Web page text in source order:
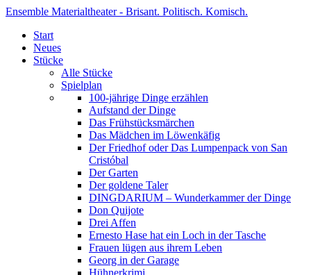
Ensemble Materialtheater - Brisant. Politisch. Komisch.
Start
Neues
Stücke
Alle Stücke
Spielplan
100-jährige Dinge erzählen
Aufstand der Dinge
Das Frühstücksmärchen
Das Mädchen im Löwenkäfig
Der Friedhof oder Das Lumpenpack von San
Cristóbal
Der Garten
Der goldene Taler
DINGDARIUM – Wunderkammer der Dinge
Don Quijote
Drei Affen
Ernesto Hase hat ein Loch in der Tasche
Frauen lügen aus ihrem Leben
Georg in der Garage
Hühnerkrimi